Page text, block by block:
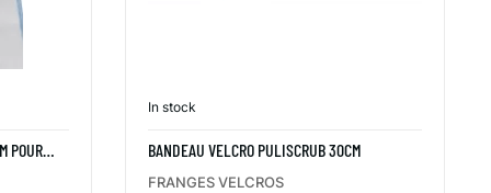
POUR
In stock
BANDEAU VELCRO PULISCRUB 30CM
FRANGES VELCROS